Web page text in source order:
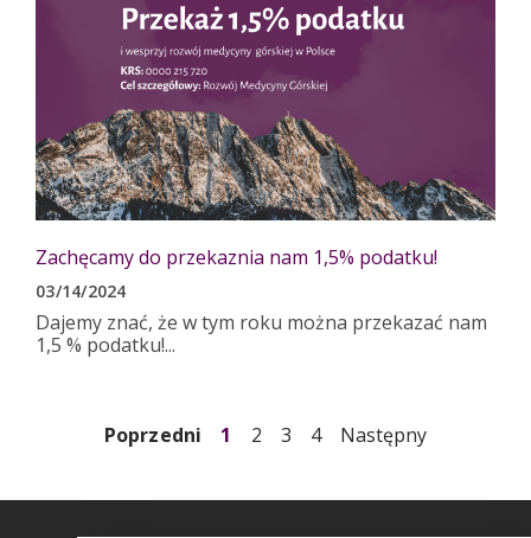
Zachęcamy do przekaznia nam 1,5% podatku!
03/14/2024
Dajemy znać, że w tym roku można przekazać nam
1,5 % podatku!...
Poprzedni 1 2 3 4 Następny